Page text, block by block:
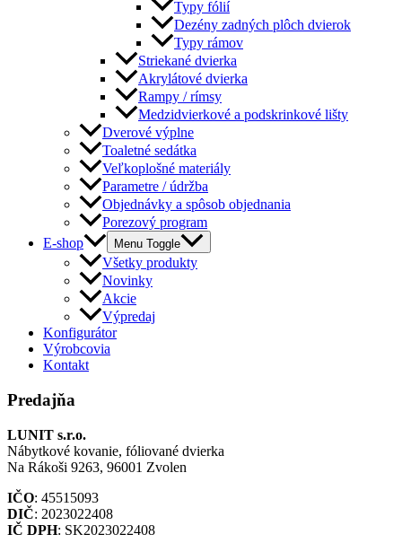
Typy fólií
Dezény zadných plôch dvierok
Typy rámov
Striekané dvierka
Akrylátové dvierka
Rampy / rímsy
Medzidvierkové a podskrinkové lišty
Dverové výplne
Toaletné sedátka
Veľkoplošné materiály
Parametre / údržba
Objednávky a spôsob objednania
Porezový program
E-shop
Menu Toggle
Všetky produkty
Novinky
Akcie
Výpredaj
Konfigurátor
Výrobcovia
Kontakt
Predajňa
LUNIT s.r.o.
Nábytkové kovanie, fóliované dvierka
Na Rákoši 9263, 96001 Zvolen
IČO: 45515093
DIČ: 2023022408
IČ DPH: SK2023022408